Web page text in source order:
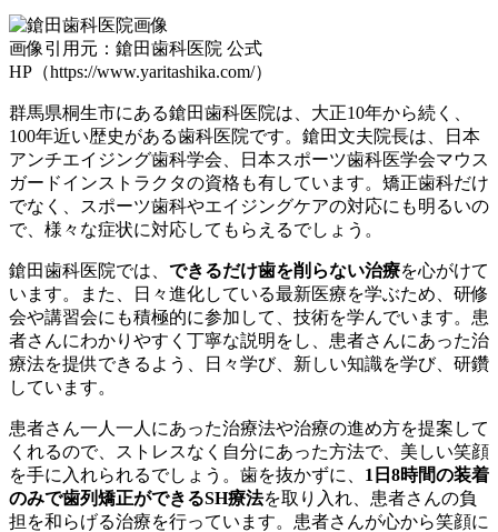
画像引用元：鎗田歯科医院 公式
HP（https://www.yaritashika.com/）
群馬県桐生市にある鎗田歯科医院は、大正10年から続く、
100年近い歴史がある歯科医院です。鎗田文夫院長は、日本
アンチエイジング歯科学会、日本スポーツ歯科医学会マウス
ガードインストラクタの資格も有しています。矯正歯科だけ
でなく、スポーツ歯科やエイジングケアの対応にも明るいの
で、様々な症状に対応してもらえるでしょう。
鎗田歯科医院では、 できるだけ歯を削らない治療を心がけて
います。また、日々進化している最新医療を学ぶため、研修
会や講習会にも積極的に参加して、技術を学んでいます。患
者さんにわかりやすく丁寧な説明をし、患者さんにあった治
療法を提供できるよう、日々学び、新しい知識を学び、研鑽
しています。
患者さん一人一人にあった治療法や治療の進め方を提案して
くれるので、ストレスなく自分にあった方法で、美しい笑顔
を手に入れられるでしょう。歯を抜かずに、 1日8時間の装着
のみで歯列矯正ができるSH療法を取り入れ、患者さんの負
担を和らげる治療を行っています。患者さんが心から笑顔に